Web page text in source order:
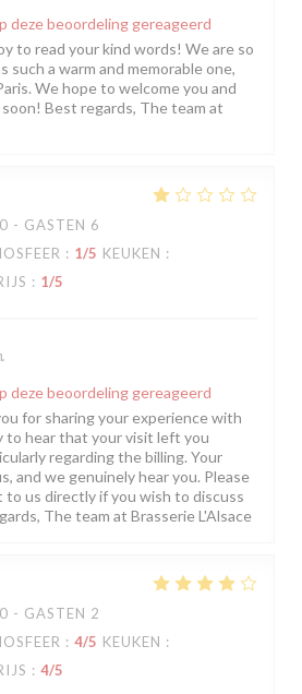
deze beoordeling gereageerd
to read your kind words! We are so
such a warm and memorable one,
We hope to welcome you and
Best regards, The team at
- GASTEN 6
: 1/5 KEUKEN :
: 1/5
deze beoordeling gereageerd
for sharing your experience with
to hear that your visit left you
regarding the billing. Your
and we genuinely hear you. Please
us directly if you wish to discuss
The team at Brasserie L'Alsace
- GASTEN 2
: 4/5 KEUKEN :
: 4/5